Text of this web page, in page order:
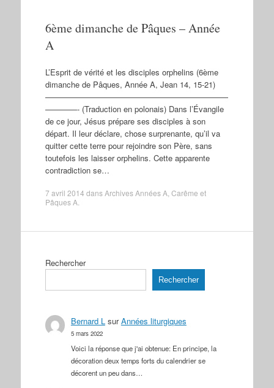
6ème dimanche de Pâques – Année
A
L’Esprit de vérité et les disciples orphelins (6ème
dimanche de Pâques, Année A, Jean 14, 15-21)
———————————————————————
————- (Traduction en polonais) Dans l’Évangile
de ce jour, Jésus prépare ses disciples à son
départ. Il leur déclare, chose surprenante, qu’il va
quitter cette terre pour rejoindre son Père, sans
toutefois les laisser orphelins. Cette apparente
contradiction se…
7 avril 2014 dansArchives Années A, Carême et
Pâques A.
Rechercher
Rechercher
Bernard LsurAnnées liturgiques
5 mars 2022
Voici la réponse que j'ai obtenue: En principe, la
décoration deux temps forts du calendrier se
décorent un peu dans…